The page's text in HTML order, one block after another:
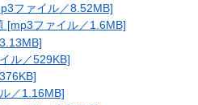
ファイル／8.52MB]
[mp3ファイル／1.6MB]
ル／529KB]
／1.16MB]